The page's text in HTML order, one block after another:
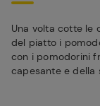
Una volta cotte le
del piatto i
con i pomodorini
capesante e della